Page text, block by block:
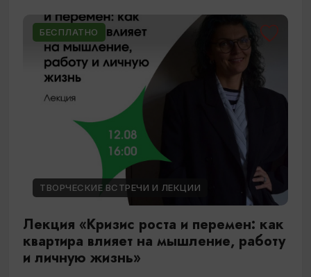
БЕСПЛАТНО
ТВОРЧЕСКИЕ ВСТРЕЧИ И ЛЕКЦИИ
Лекция «Кризис роста и перемен: как
квартира влияет на мышление, работу
и личную жизнь»